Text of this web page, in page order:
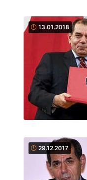
13.01.2018
29.12.2017